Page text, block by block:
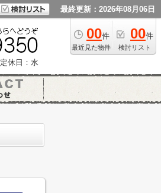
最終更新：2026年08月06日
00件
最近見た物件
00件
検討リスト
定休日：水